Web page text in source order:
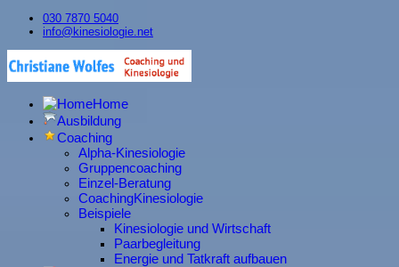
030 7870 5040
info@kinesiologie.net
Home
Ausbildung
Coaching
Alpha-Kinesiologie
Gruppencoaching
Einzel-Beratung
CoachingKinesiologie
Beispiele
Kinesiologie und Wirtschaft
Paarbegleitung
Energie und Tatkraft aufbauen